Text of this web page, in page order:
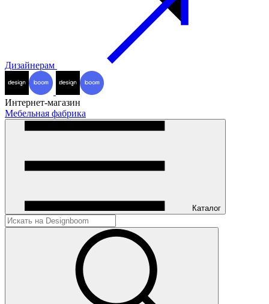
Дизайнерам
Интернет-магазин
Мебельная фабрика
Каталог